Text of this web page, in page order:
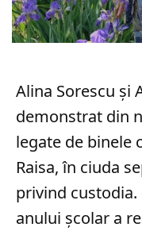
Alina Sorescu și
demonstrat din
legate de binele
Raisa, în ciuda
privind custodia.
anului școlar a